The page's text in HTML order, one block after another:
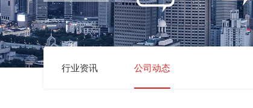
行业资讯 公司动态